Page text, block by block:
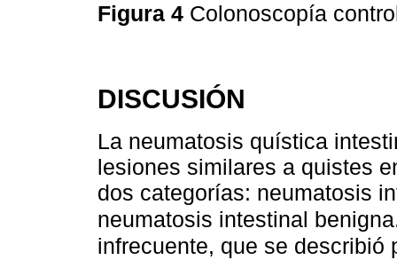
Figura 4 Colonoscopía
DISCUSIÓN
La neumatosis quística
lesiones similares a quistes
dos categorías: neumatosis
neumatosis intestinal
infrecuente, que se describió